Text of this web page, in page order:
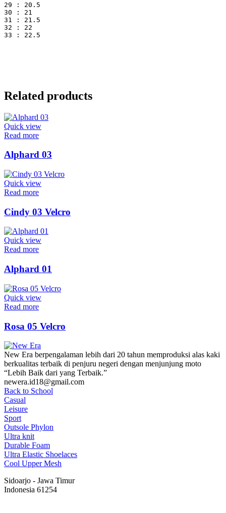
29 : 20.5
30 : 21
31 : 21.5
32 : 22
33 : 22.5
Related products
Quick view
Read more
Alphard 03
Quick view
Read more
Cindy 03 Velcro
Quick view
Read more
Alphard 01
Quick view
Read more
Rosa 05 Velcro
New Era berpengalaman lebih dari 20 tahun memproduksi alas kaki
berkualitas terbaik di penjuru negeri dengan menjunjung moto
“Lebih Baik dari yang Terbaik.”
newera.id18@gmail.com
Back to School
Casual
Leisure
Sport
Outsole Phylon
Ultra knit
Durable Foam
Ultra Elastic Shoelaces
Cool Upper Mesh
Sidoarjo - Jawa Timur
Indonesia 61254